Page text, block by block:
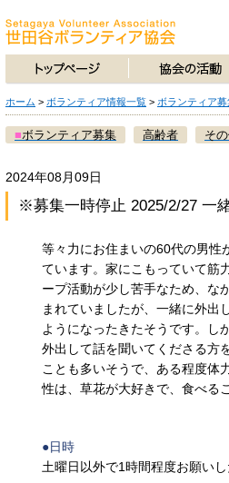
ホーム > ボランティア情報一覧 > ボランティア募
■ボランティア募集 高齢者 そ
2024年08月09日
※募集一時停止 2025/2/27 一
等々力にお住まいの60代の男性
ています。家にこもっていて筋
ープ活動が少し苦手なため、な
まれていましたが、一緒に外出
ようになったきたそうです。し
外出して話を聞いてくださる方
ことも多いそうで、ある程度体
性は、草花が大好きで、食べる
●日時
土曜日以外で1時間程度お願い